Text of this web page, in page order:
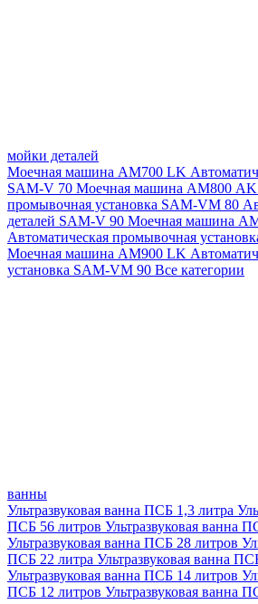
мойки деталей
Моечная машина AM700 LK
SAM-V 70 Моечная машина АМ800 AK
промывочная установка SAM-VM 80
деталей SAM-V 90 Моечная машина
Автоматическая промывочная
Моечная машина AM900 LK
установка SAM-VM 90 Все категории
ванны
Ультразвуковая ванна ПСБ 1,3 литра
ПСБ 56 литров Ультразвуковая ванна
Ультразвуковая ванна ПСБ 28 литров
ПСБ 22 литра Ультразвуковая ванна
Ультразвуковая ванна ПСБ 14 литров
ПСБ 12 литров Ультразвуковая ванна